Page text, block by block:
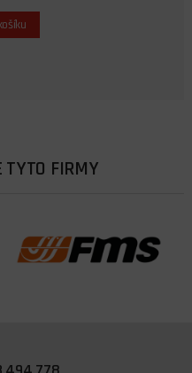
FIRMY